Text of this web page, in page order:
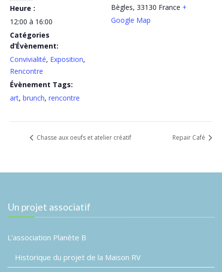
Heure :
12:00 à 16:00
Catégories
d’Évènement:
Convivialité, Exposition,
Rencontre
Évènement Tags:
art, brunch, rencontre
Bègles, 33130 France +
Google Map
Chasse aux oeufs et atelier créatif Repair Café
Un projet associatif
L’association Planète B
Historique du projet de la Maison RV